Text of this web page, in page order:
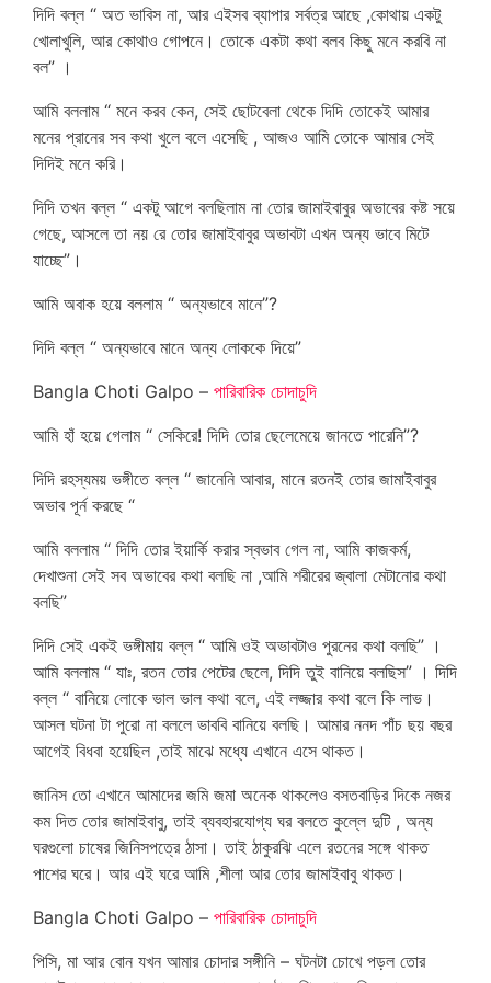
দিদি বল্ল “ অত ভাবিস না, আর এইসব ব্যাপার সর্বত্র আছে ,কোথায় একটু
খোলাখুলি, আর কোথাও গোপনে। তোকে একটা কথা বলব কিছু মনে করবি না
বল” ।
আমি বললাম “ মনে করব কেন, সেই ছোটবেলা থেকে দিদি তোকেই আমার
মনের প্রানের সব কথা খুলে বলে এসেছি , আজও আমি তোকে আমার সেই
দিদিই মনে করি।
দিদি তখন বল্ল “ একটু আগে বলছিলাম না তোর জামাইবাবুর অভাবের কষ্ট সয়ে
গেছে, আসলে তা নয় রে তোর জামাইবাবুর অভাবটা এখন অন্য ভাবে মিটে
যাচ্ছে”।
আমি অবাক হয়ে বললাম “ অন্যভাবে মানে”?
দিদি বল্ল “ অন্যভাবে মানে অন্য লোককে দিয়ে”
Bangla Choti Galpo – পারিবারিক চোদাচুদি
আমি হাঁ হয়ে গেলাম “ সেকিরে! দিদি তোর ছেলেমেয়ে জানতে পারেনি”?
দিদি রহস্যময় ভঙ্গীতে বল্ল “ জানেনি আবার, মানে রতনই তোর জামাইবাবুর
অভাব পূর্ন করছে “
আমি বললাম “ দিদি তোর ইয়ার্কি করার স্বভাব গেল না, আমি কাজকর্ম,
দেখাশুনা সেই সব অভাবের কথা বলছি না ,আমি শরীরের জ্বালা মেটানোর কথা
বলছি”
দিদি সেই একই ভঙ্গীমায় বল্ল “ আমি ওই অভাবটাও পুরনের কথা বলছি” ।
আমি বললাম “ যাঃ, রতন তোর পেটের ছেলে, দিদি তুই বানিয়ে বলছিস” । দিদি
বল্ল “ বানিয়ে লোকে ভাল ভাল কথা বলে, এই লজ্জার কথা বলে কি লাভ।
আসল ঘটনা টা পুরো না বললে ভাববি বানিয়ে বলছি। আমার ননদ পাঁচ ছয় বছর
আগেই বিধবা হয়েছিল ,তাই মাঝে মধ্যে এখানে এসে থাকত।
জানিস তো এখানে আমাদের জমি জমা অনেক থাকলেও বসতবাড়ির দিকে নজর
কম দিত তোর জামাইবাবু, তাই ব্যবহারযোগ্য ঘর বলতে কুল্লে দুটি , অন্য
ঘরগুলো চাষের জিনিসপত্রে ঠাসা। তাই ঠাকুরঝি এলে রতনের সঙ্গে থাকত
পাশের ঘরে। আর এই ঘরে আমি ,শীলা আর তোর জামাইবাবু থাকত।
Bangla Choti Galpo – পারিবারিক চোদাচুদি
পিসি, মা আর বোন যখন আমার চোদার সঙ্গীনি – ঘটনটা চোখে পড়ল তোর